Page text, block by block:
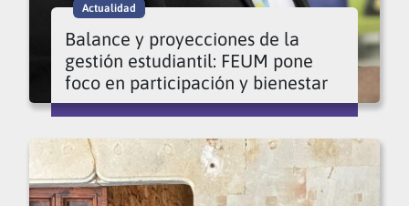
Actualidad
Balance y proyecciones de la
gestión estudiantil: FEUM pone
foco en participación y bienestar